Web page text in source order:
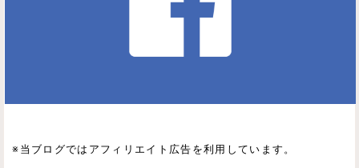
※当ブログではアフィリエイト広告を利用しています。